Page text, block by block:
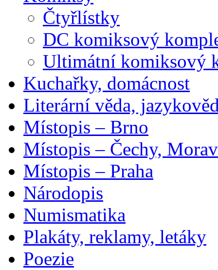
Čtyřlístky
DC komiksový
Ultimátní komiksový
Kuchařky, domácnost
Literární věda,
Místopis – Brno
Místopis – Čechy,
Místopis – Praha
Národopis
Numismatika
Plakáty, reklamy, letáky
Poezie